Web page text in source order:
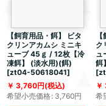
【飼育用品・餌】 ビタ
クリンアカムシ ミニキ
ューブ 45ｇ / 12枚【冷
凍餌】 (淡水用)(餌)
[zt04-50618041]
3,760円(税込)
希望小売価格: 3,760円
ク
ュ
餌
[
希